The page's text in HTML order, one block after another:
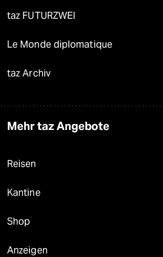
taz FUTURZWEI
Le Monde diplomatique
taz Archiv
Mehr taz Angebote
Reisen
Kantine
Shop
Anzeigen